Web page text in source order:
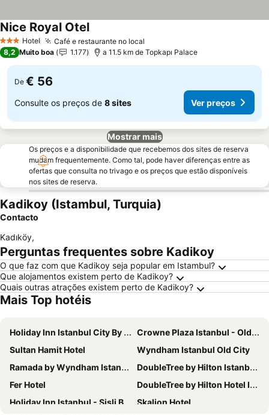
3 EstrelasHotel Café e restaurante no local
Nice Royal Otel
8,2 Muito boa 1.177 a 11.5 km de Topkapı Palace
De € 56
Consulte os preços de 8 sites Ver preços
Mostrar mais
Os preços e a disponibilidade que recebemos dos sites de reserva
mudam frequentemente. Como tal, pode haver diferenças entre as
ofertas que consulta no trivago e os preços que estão disponíveis
nos sites de reserva.
Kadikoy (Istambul, Turquia)
Contacto
Kadıköy,
Perguntas frequentes sobre Kadikoy
O que faz com que Kadikoy seja popular em Istambul?
Que alojamentos existem perto de Kadikoy?
Quais outras atrações existem perto de Kadikoy?
Mais Top hotéis
Holiday Inn Istanbul City By Ihg
Crowne Plaza Istanbul - Old City by IHG
Sultan Hamit Hotel
Wyndham Istanbul Old City
Ramada by Wyndham Istanbul Pera
DoubleTree by Hilton Istanbul Topkapi
Fer Hotel
DoubleTree by Hilton Hotel Istanbul - Piyalepasa
Holiday Inn Istanbul - Sisli By Ihg
Skalion Hotel